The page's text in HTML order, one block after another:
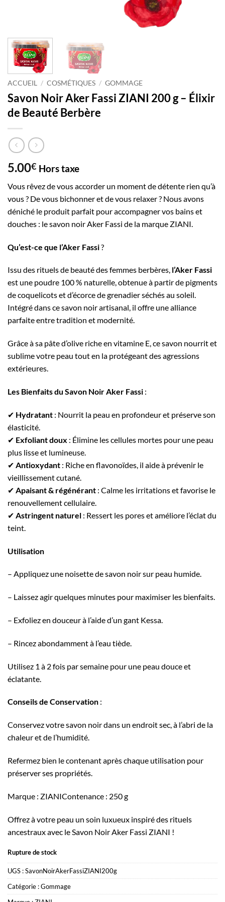
ACCUEIL / COSMÉTIQUES / GOMMAGE
Savon Noir Aker Fassi ZIANI 200 g – Élixir
de Beauté Berbère
5.00€ Hors taxe
Vous rêvez de vous accorder un moment de détente rien qu’à
vous ? De vous bichonner et de vous relaxer ? Nous avons
déniché le produit parfait pour accompagner vos bains et
douches : le savon noir Aker Fassi de la marque ZIANI.
Qu’est-ce que l’Aker Fassi?
Issu des rituels de beauté des femmes berbères, l’Aker Fassi
est une poudre 100 % naturelle, obtenue à partir de pigments
de coquelicots et d’écorce de grenadier séchés au soleil.
Intégré dans ce savon noir artisanal, il offre une alliance
parfaite entre tradition et modernité.
Grâce à sa pâte d’olive riche en vitamine E, ce savon nourrit et
sublime votre peau tout en la protégeant des agressions
extérieures.
Les Bienfaits du Savon Noir Aker Fassi :
✔ Hydratant : Nourrit la peau en profondeur et préserve son
élasticité.
✔ Exfoliant doux : Élimine les cellules mortes pour une peau
plus lisse et lumineuse.
✔ Antioxydant : Riche en flavonoïdes, il aide à prévenir le
vieillissement cutané.
✔ Apaisant & régénérant : Calme les irritations et favorise le
renouvellement cellulaire.
✔ Astringent naturel : Ressert les pores et améliore l’éclat du
teint.
Utilisation
– Appliquez une noisette de savon noir sur peau humide.
– Laissez agir quelques minutes pour maximiser les bienfaits.
– Exfoliez en douceur à l’aide d’un gant Kessa.
– Rincez abondamment à l’eau tiède.
Utilisez 1 à 2 fois par semaine pour une peau douce et
éclatante.
Conseils de Conservation :
Conservez votre savon noir dans un endroit sec, à l’abri de la
chaleur et de l’humidité.
Refermez bien le contenant après chaque utilisation pour
préserver ses propriétés.
Marque : ZIANIContenance : 250 g
Offrez à votre peau un soin luxueux inspiré des rituels
ancestraux avec le Savon Noir Aker Fassi ZIANI !
Rupture de stock
UGS :SavonNoirAkerFassiZIANI200g
Catégorie :Gommage